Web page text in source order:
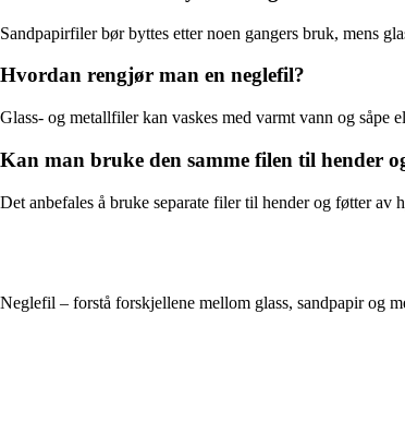
Sandpapirfiler bør byttes etter noen gangers bruk, mens
Hvordan rengjør man en neglefil?
Glass- og metallfiler kan vaskes med varmt vann og såpe
Kan man bruke den samme filen til hender
Det anbefales å bruke separate filer til hender og føtter av
Neglefil – forstå forskjellene mellom glass, sandpapir og